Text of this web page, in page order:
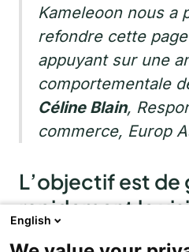
Kameleoon nous a
refondre cette
appuyant sur une
comportementale
Céline Blain,
commerce, Europ
L’objectif est de
rapidement le
tunnel de
English